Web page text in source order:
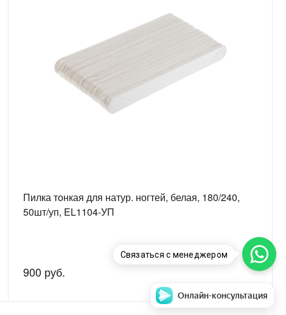
Пилка тонкая для натур. ногтей, белая, 180/240,
50шт/уп, EL1104-УП
900 руб.
Связаться с менеджером
Онлайн-консультация